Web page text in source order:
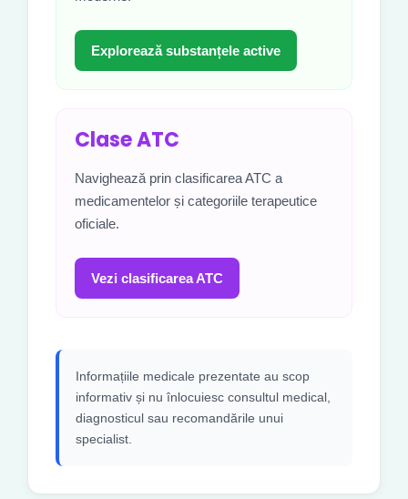
Explorează substanțele active
Clase ATC
Navighează prin clasificarea ATC a
medicamentelor și categoriile terapeutice
oficiale.
Vezi clasificarea ATC
Informațiile medicale prezentate au scop
informativ și nu înlocuiesc consultul medical,
diagnosticul sau recomandările unui
specialist.